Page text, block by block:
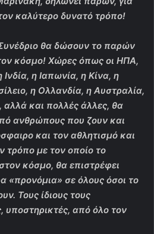
καλύτερο δυνατό τρόπο!
θα δώσουν το παρών
κόσμο! Χώρες όπως οι ΗΠΑ,
η Ιαπωνία, η Κίνα, η
η Ολλανδία, η Αυστραλία,
και πολλές άλλες, θα
ανθρώπους που ζουν και
και τον αθλητισμό και
τρόπο με τον οποίο το
κόσμο, θα επιστρέφει
«προνόμια» σε όλους όσοι το
Τους ίδιους τους
από όλο τον